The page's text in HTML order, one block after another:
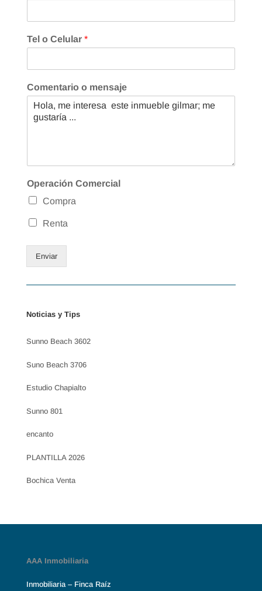
Tel o Celular *
Comentario o mensaje
Operación Comercial
Compra
Renta
Enviar
Noticias y Tips
Sunno Beach 3602
Suno Beach 3706
Estudio Chapialto
Sunno 801
encanto
PLANTILLA 2026
Bochica Venta
AAA Inmobiliaria
Inmobiliaria – Finca Raíz